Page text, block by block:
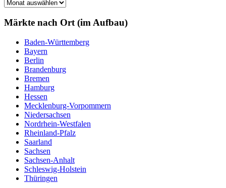
Märkte
Monat
Märkte nach Ort (im Aufbau)
Baden-Württemberg
Bayern
Berlin
Brandenburg
Bremen
Hamburg
Hessen
Mecklenburg-Vorpommern
Niedersachsen
Nordrhein-Westfalen
Rheinland-Pfalz
Saarland
Sachsen
Sachsen-Anhalt
Schleswig-Holstein
Thüringen